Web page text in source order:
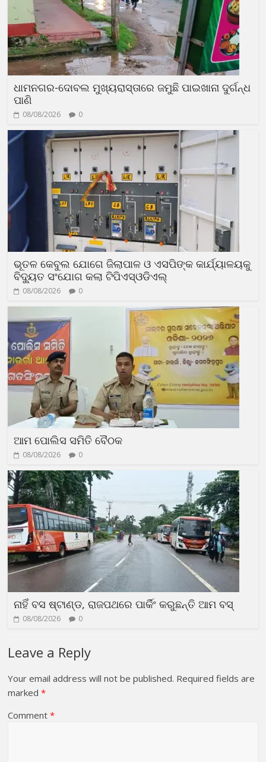
ଧାମନଗର-ଦୋବଲ ମୁଖ୍ୟରାସ୍ତାରେ ଜମୁଛି ପାଇଖାନା ଦୁର୍ଗନ୍ଧ
ପାଣି
08/08/2026 0
ଭୂତଳ କେବୁଲ ଯୋଗେ ଜିଲାପାଳ ଓ ଏସପିଙ୍କ କାର୍ଯ୍ୟାଳୟକୁ
ବିଦ୍ୟୁତ ସଂଯୋଗ କଲା ଟିପିଏସ୍ଓଡିଏଲ୍
08/08/2026 0
ଆମ ପୋଲିସ ସମିତି ବୈଠକ
08/08/2026 0
ନାହିଁ ବସ ଷ୍ଟାଣ୍ଡ, ରାଜପଥରେ ପାର୍କିଂ କରୁଛନ୍ତି ଆମ ବସ୍
08/08/2026 0
Leave a Reply
Your email address will not be published. Required fields are
marked*
Comment*